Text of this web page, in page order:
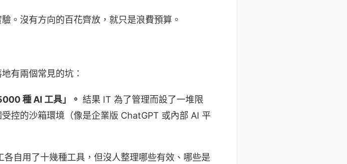
。沒有方向的百花齊放，就只是浪費預算。
有兩個常見的坑：
種 AI 工具」。 結果 IT 為了管理而設了一堆限
控的沙箱環境（像是企業版 ChatGPT 或內部 AI 平
各自用了十幾種工具，但沒人整理哪些有效、哪些是